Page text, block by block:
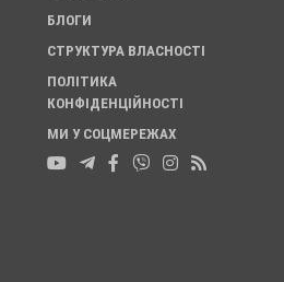
БЛОГИ
СТРУКТУРА ВЛАСНОСТІ
ПОЛІТИКА
КОНФІДЕНЦІЙНОСТІ
МИ У СОЦМЕРЕЖАХ